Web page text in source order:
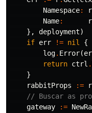
Namespace:
Name:
},
deployment)
if err != nil
{
log. Error(
return ctrl .
}
rabbitProps
:=
// Buscar as
gateway
:=